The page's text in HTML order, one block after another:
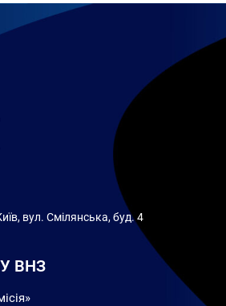
вул. Смілянська, буд. 4
ВНЗ